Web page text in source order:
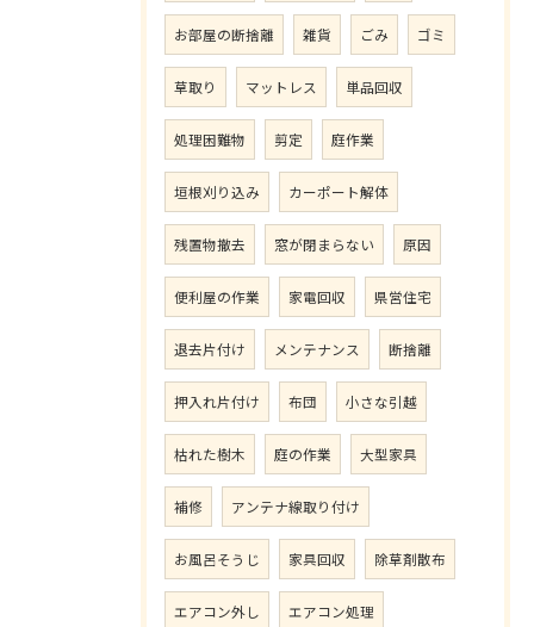
お部屋の断捨離 雑貨 ごみ ゴミ
草取り マットレス 単品回収
処理困難物 剪定 庭作業
垣根刈り込み カーポート解体
残置物撤去 窓が閉まらない 原因
便利屋の作業 家電回収 県営住宅
退去片付け メンテナンス 断捨離
押入れ片付け 布団 小さな引越
枯れた樹木 庭の作業 大型家具
補修 アンテナ線取り付け
お風呂そうじ 家具回収 除草剤散布
エアコン外し エアコン処理